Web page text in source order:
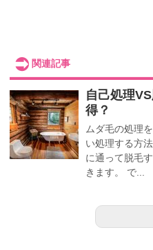
関連記事
自己処理
得？
ムダ毛の処理
い処理する方
に通って脱毛
きます。 で...